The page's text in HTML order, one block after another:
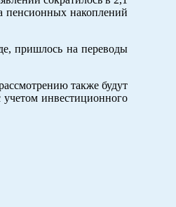
пенсионных накоплений
пришлось на переводы
также будут
инвестиционного